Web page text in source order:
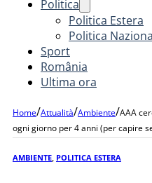
Politica
Politica Estera
Politica
Sport
România
Ultima ora
Home/Attualità/Ambiente/AAA
ogni giorno per 4 anni (per capire
AMBIENTE POLITICA ESTERA